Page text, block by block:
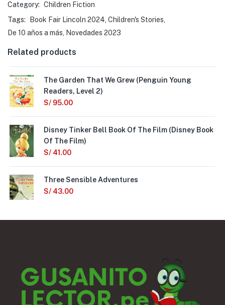
Category: Children Fiction
Tags:
Book Fair Lincoln 2024 Children's Stories
De 10 años a más
Novedades 2023
Related products
The Garden That We Grew (Penguin Young
Readers, Level 2)
S/ 95.00
Disney Tinker Bell Book Of The Film (Disney Book
Of The Film)
S/ 41.00
Three Sensible Adventures
S/ 43.00